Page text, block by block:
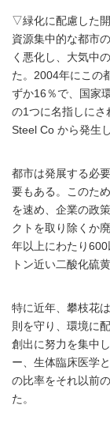
▽緑化に配慮した
資源集中的な都市
く悪化し、大気中
た。2004年にこの
ずか16％で、国家
の1つに名指しに
Steel Co から発生
都市は発展する必
要もある。このた
を速め、企業の政
クトを取り除くか
年以上にわたり
トン近い二酸化硫
特に近年、攀枝花
則を守り、環境に
創出に努力を集中
ー、生体臨床医学
の比率をそれ以前
た。